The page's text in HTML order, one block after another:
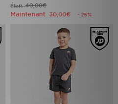
Était40,00€
Maintenant 30,00€ - 25%